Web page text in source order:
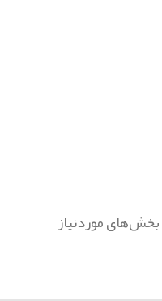
بخش‌های موردنیاز